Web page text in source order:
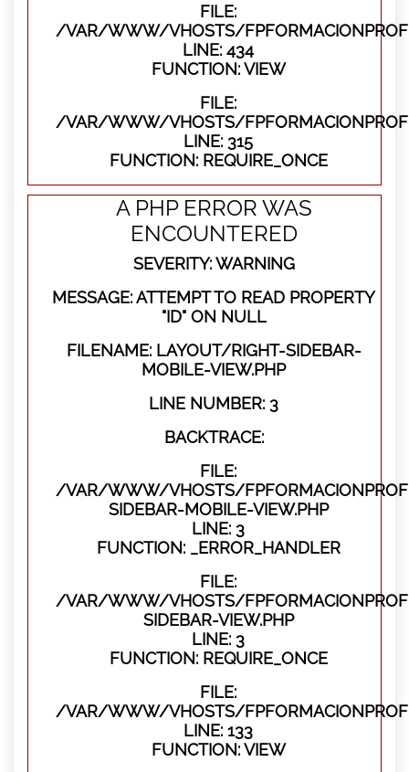
FILE:
/VAR/WWW/VHOSTS/
LINE: 434
FUNCTION: VIEW
FILE:
/VAR/WWW/VHOSTS/
LINE: 315
FUNCTION: REQUIRE_ONCE
A PHP ERROR WAS
ENCOUNTERED
SEVERITY: WARNING
MESSAGE: ATTEMPT TO READ PROPERTY
"ID" ON NULL
FILENAME: LAYOUT/RIGHT-SIDEBAR-
MOBILE-VIEW.PHP
LINE NUMBER: 3
BACKTRACE:
FILE:
/VAR/WWW/VHOSTS/
SIDEBAR-MOBILE-VIEW.PHP
LINE: 3
FUNCTION: _ERROR_HANDLER
FILE:
/VAR/WWW/VHOSTS/
SIDEBAR-VIEW.PHP
LINE: 3
FUNCTION: REQUIRE_ONCE
FILE:
/VAR/WWW/VHOSTS/
LINE: 133
FUNCTION: VIEW